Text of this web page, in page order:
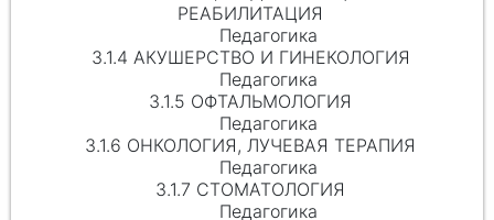
РЕАБИЛИТАЦИЯ
Педагогика
3.1.4 АКУШЕРСТВО И ГИНЕКОЛОГИЯ
Педагогика
3.1.5 ОФТАЛЬМОЛОГИЯ
Педагогика
3.1.6 ОНКОЛОГИЯ, ЛУЧЕВАЯ ТЕРАПИЯ
Педагогика
3.1.7 СТОМАТОЛОГИЯ
Педагогика